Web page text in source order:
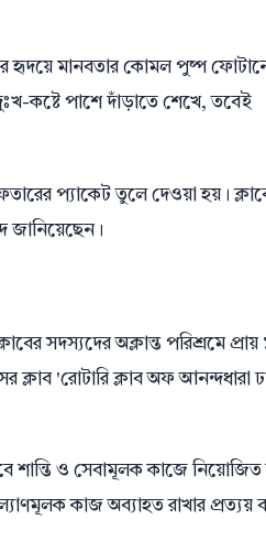
হৃদয়ে মানবতার কোমল পুষ্প
কষ্টে পাশে দাঁড়াতে শেখে, তবেই
প্যাকেট তুলে দেওয়া হয়।
জানিয়েছেন।
সদস্যদের অক্লান্ত পরিশ্রমে প্রায়
'রোটারি ক্লাব অফ আনন্দধারা
ও সেবামূলক কাজে
কাজ অব্যাহত রাখার প্রত্যয়